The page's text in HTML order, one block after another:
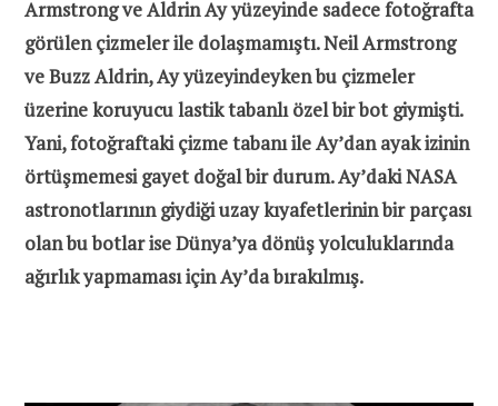
Armstrong ve Aldrin Ay yüzeyinde sadece fotoğrafta
görülen çizmeler ile dolaşmamıştı. Neil Armstrong
ve Buzz Aldrin, Ay yüzeyindeyken bu çizmeler
üzerine koruyucu lastik tabanlı özel bir bot giymişti.
Yani, fotoğraftaki çizme tabanı ile Ay’dan ayak izinin
örtüşmemesi gayet doğal bir durum. Ay’daki NASA
astronotlarının giydiği uzay kıyafetlerinin bir parçası
olan bu botlar ise Dünya’ya dönüş yolculuklarında
ağırlık yapmaması için Ay’da bırakılmış.